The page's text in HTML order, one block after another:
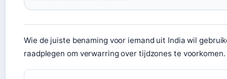
Wie de juiste benaming voor iemand uit India wil
raadplegen om verwarring over tijdzones te voorkomen.